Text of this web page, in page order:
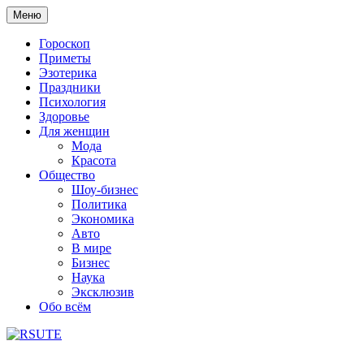
Меню
Гороскоп
Приметы
Эзотерика
Праздники
Психология
Здоровье
Для женщин
Мода
Красота
Общество
Шоу-бизнес
Политика
Экономика
Авто
В мире
Бизнес
Наука
Эксклюзив
Обо всём